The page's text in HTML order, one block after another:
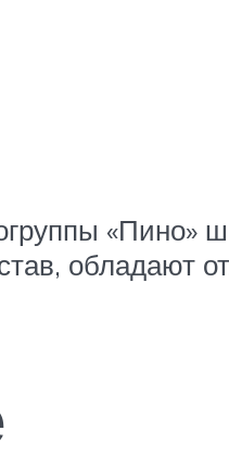
«Пино»
обладают